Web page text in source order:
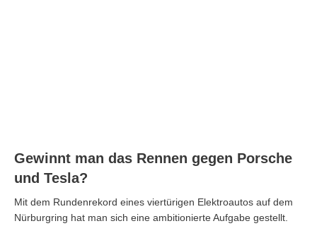
Gewinnt man das Rennen gegen Porsche
und Tesla?
Mit dem Rundenrekord eines viertürigen Elektroautos auf dem
Nürburgring hat man sich eine ambitionierte Aufgabe gestellt.